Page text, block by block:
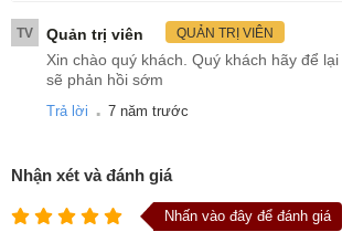
TV Quản trị viên QUẢN TRỊ VIÊN
Xin chào quý khách. Quý khách hãy để
sẽ phản hồi sớm
Trả lời . 7 năm trước
Nhận xét và đánh giá
Nhấn vào đây để đánh giá